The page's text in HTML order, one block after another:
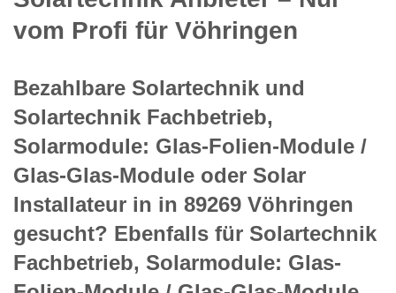
vom Profi für Vöhringen
Bezahlbare Solartechnik und
Solartechnik Fachbetrieb,
Solarmodule: Glas-Folien-Module /
Glas-Glas-Module oder Solar
Installateur in in 89269 Vöhringen
gesucht? Ebenfalls für Solartechnik
Fachbetrieb, Solarmodule: Glas-